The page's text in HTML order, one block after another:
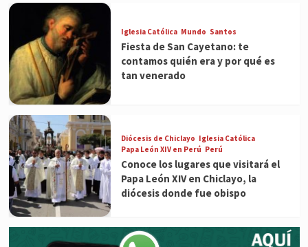
Iglesia Católica Mundo Santos
Fiesta de San Cayetano: te
contamos quién era y por qué es
tan venerado
Diócesis de Chiclayo Iglesia Católica
Papa León XIV en Perú Perú
Conoce los lugares que visitará el
Papa León XIV en Chiclayo, la
diócesis donde fue obispo